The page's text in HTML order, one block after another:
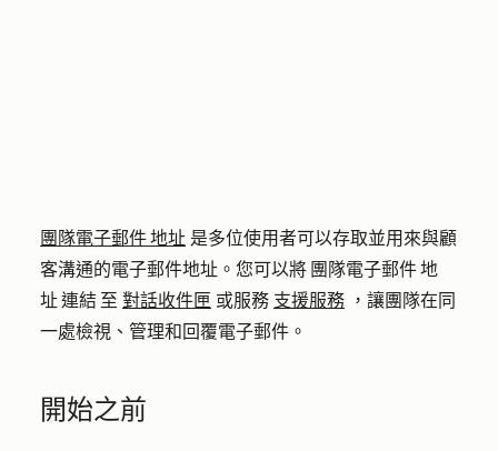
團隊電子郵件 地址 是多位使用者可以存取並用來與顧
客溝通的電子郵件地址。您可以將 團隊電子郵件 地
址 連結 至 對話收件匣 或服務 支援服務 ，讓團隊在同
一處檢視、管理和回覆電子郵件。
開始之前